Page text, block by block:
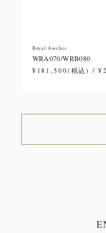
Royal Asscher
WRA070/WRB080
¥181,500(税込) /